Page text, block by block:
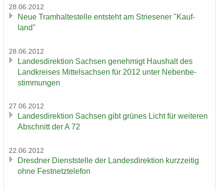
28.06.2012
Neue Tram­hal­te­stel­le ent­steht am Strie­se­ner "Kauf­
land"
28.06.2012
Lan­des­di­rek­ti­on Sach­sen ge­neh­migt Haus­halt des
Land­krei­ses Mit­tel­sach­sen für 2012 unter Ne­ben­be­
stim­mun­gen
27.06.2012
Lan­des­di­rek­ti­on Sach­sen gibt grü­nes Licht für wei­te­ren
Ab­schnitt der A 72
22.06.2012
Dresd­ner Dienst­stel­le der Lan­des­di­rek­ti­on kurz­zei­tig
ohne Fest­netz­te­le­fon